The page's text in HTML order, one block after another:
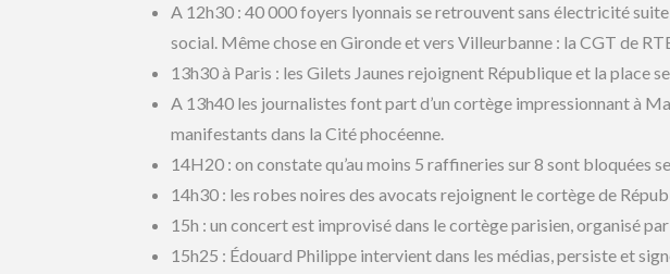
A 12h30 : 40 000 foyers lyonnais se retrouvent sans électricité
social. Même chose en Gironde et vers Villeurbanne : la CGT de
13h30 à Paris : les Gilets Jaunes rejoignent République et la place
A 13h40 les journalistes font part d’un cortège impressionnant à
manifestants dans la Cité phocéenne.
14H20 : on constate qu’au moins 5 raffineries sur 8 sont bloquées
14h30 : les robes noires des avocats rejoignent le cortège de
15h : un concert est improvisé dans le cortège parisien, organisé
15h25 : Édouard Philippe intervient dans les médias, persiste et